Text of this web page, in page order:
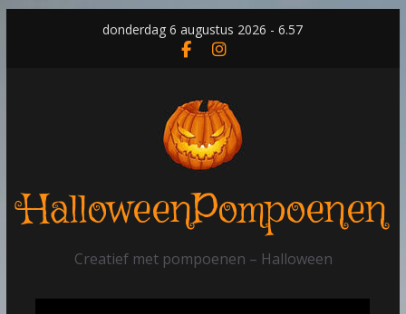
donderdag 6 augustus 2026 - 6.57
HalloweenPompoenen
Creatief met pompoenen – Halloween